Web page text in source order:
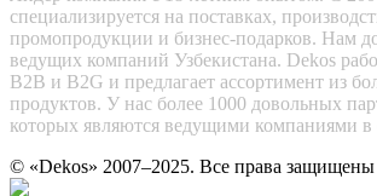
специализируется на поставках,
промопродукции и бизнес-подарков. Нам
ведущих компаний Узбекистана. Dekos
B2B и B2G и предлагает ассортимент из
продуктов. У нас более 1000 довольных
которых являются ведущими компаниями в
© «Dekos» 2007–2025. Все права защищены